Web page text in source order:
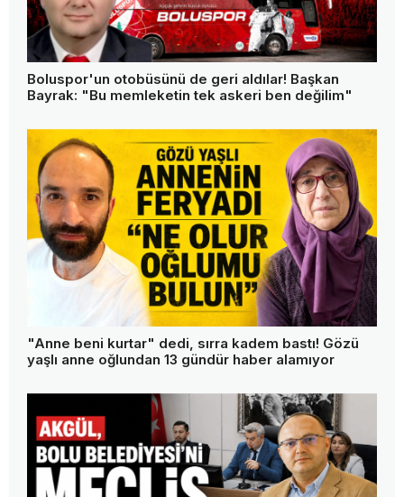
Boluspor'un otobüsünü de geri aldılar! Başkan
Bayrak: "Bu memleketin tek askeri ben değilim"
"Anne beni kurtar" dedi, sırra kadem bastı! Gözü
yaşlı anne oğlundan 13 gündür haber alamıyor